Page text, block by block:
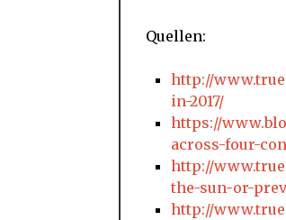
Quellen:
http://
in-2017/
https://
across-four-
http://
the-sun-or-
http://